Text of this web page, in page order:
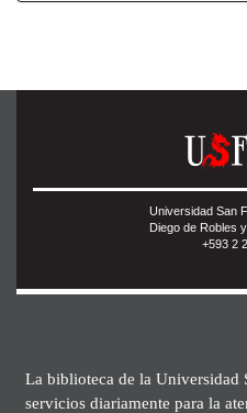
Universidad San
Diego de Robles
+593 2
La biblioteca de la Universidad
servicios diariamente para la